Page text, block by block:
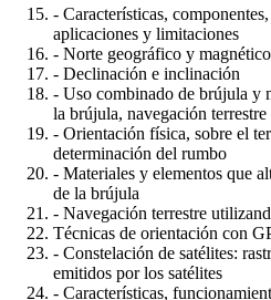
- Características,
aplicaciones y limitaciones
- Norte geográfico y magnético
- Declinación e inclinación
- Uso combinado de brújula y
la brújula, navegación
- Orientación física, sobre el
determinación del rumbo
- Materiales y elementos que
de la brújula
- Navegación terrestre
Técnicas de orientación con
- Constelación de satélites:
emitidos por los satélites
- Características,